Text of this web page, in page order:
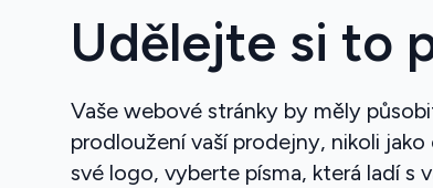
Udělejte si to
Vaše webové stránky by měly
prodloužení vaší prodejny, nikoli
své logo, vyberte písma, která ladí s